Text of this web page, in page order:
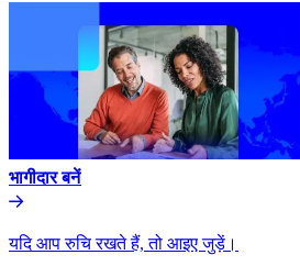
भागीदार बनें​​
यदि आप रुचि रखते हैं, तो आइए जुड़ें।​​